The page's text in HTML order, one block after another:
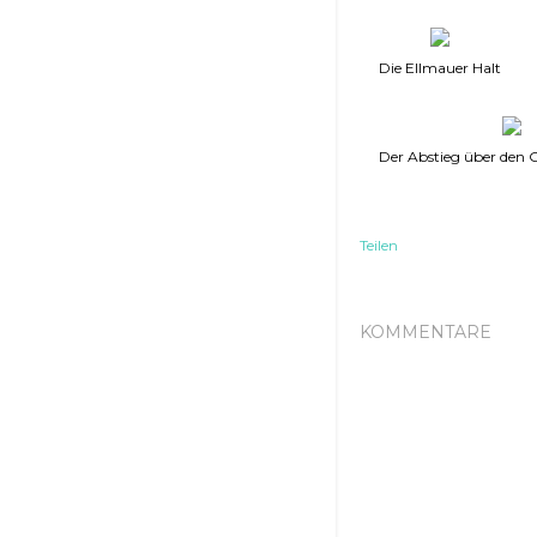
Die Ellmauer Halt
Der Abstieg über den
Teilen
KOMMENTARE